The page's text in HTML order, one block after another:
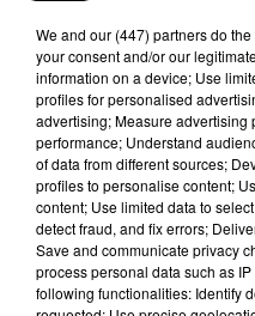
Le 29 novembre 2026 de
VENDÔME (41) -
FRANÇOIS
Dimanche 29
Vendôme (Loir-et-Cher)
We and our (447) partnersdo
your consent and/or our
information on a device; Use
profiles for personalised
advertising; Measure advertising
performance; Understand
of data from different sources;
profiles to personalise content;
content; Use limited data to
detect fraud, and fix errors;
Save and communicate privacy
process personal data such as
following functionalities: Identify